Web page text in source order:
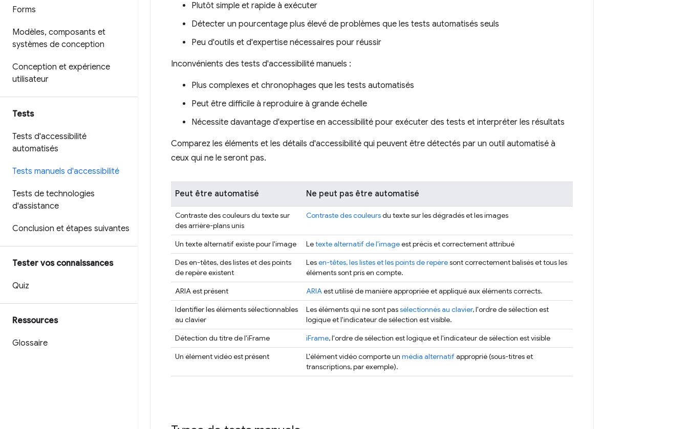
Forms
Modèles, composants et
systèmes de conception
Conception et expérience
utilisateur
Tests
Tests d'accessibilité
automatisés
Tests manuels d'accessibilité
Tests de technologies
d'assistance
Conclusion et étapes suivantes
Tester vos connaissances
Quiz
Ressources
Glossaire
Plutôt simple et rapide à exécuter
Détecter un pourcentage plus élevé de problèmes que les tests automatisés seuls
Peu d'outils et d'expertise nécessaires pour réussir
Inconvénients des tests d'accessibilité manuels :
Plus complexes et chronophages que les tests automatisés
Peut être difficile à reproduire à grande échelle
Nécessite davantage d'expertise en accessibilité pour exécuter des tests et interpréter les résultats
Comparez les éléments et les détails d'accessibilité qui peuvent être détectés par un outil automatisé à
ceux qui ne le seront pas.
Peut être automatisé Ne peut pas être automatisé
Contraste des couleurs du texte sur
des arrière-plans unis
Contraste des couleursdu texte sur les dégradés et les images
Un texte alternatif existe pour l'image Letexte alternatif de l'imageest précis et correctement attribué
Des en-têtes, des listes et des points
de repère existent
Lesen-têtes, les listes et les points de repèresont correctement balisés et tous les
éléments sont pris en compte.
ARIA est présent
ARIAest utilisé de manière appropriée et appliqué aux éléments corrects.
Identifier les éléments sélectionnables
au clavier
Les éléments qui ne sont passélectionnés au clavier, l'ordre de sélection est
logique et l'indicateur de sélection est visible.
Détection du titre de l'iFrame
iFrame, l'ordre de sélection est logique et l'indicateur de sélection est visible
Un élément vidéo est présent
L'élément vidéo comporte un média alternatifapproprié (sous-titres et
transcriptions, par exemple).